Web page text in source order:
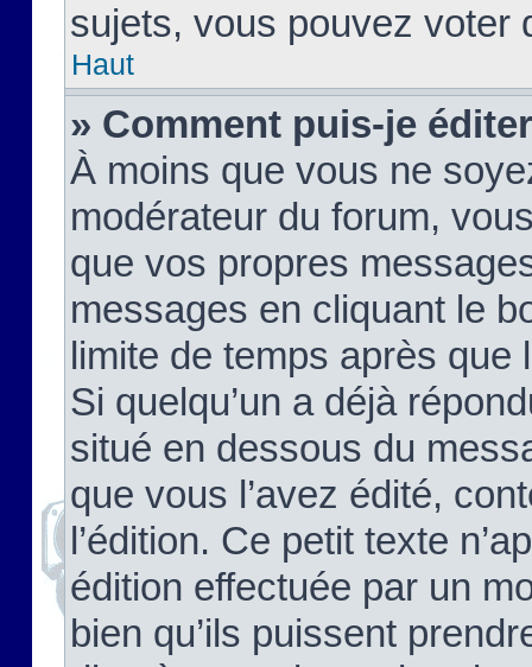
sujets, vous pouvez voter
Haut
» Comment puis-je
À moins que vous ne
modérateur du forum,
que vos propres
messages en cliquant le
limite de temps après que
Si quelqu’un a déjà
situé en dessous du
que vous l’avez édité,
l’édition. Ce petit texte
édition effectuée par un
bien qu’ils puissent